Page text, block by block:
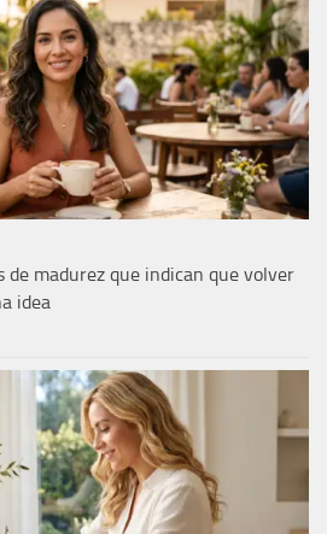
de madurez que indican que volver
idea